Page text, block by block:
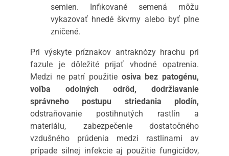
semien. Infikované semená môžu
vykazovať hnedé škvrny alebo byť plne
zničené.
Pri výskyte príznakov antraknózy hrachu pri
fazule je dôležité prijať vhodné opatrenia.
Medzi ne patrí použitie osiva bez patogénu,
voľba odolných odrôd, dodržiavanie
správneho postupu striedania plodín,
odstraňovanie postihnutých rastlín a
materiálu, zabezpečenie dostatočného
vzdušného prúdenia medzi rastlinami av
prípade silnej infekcie aj použitie fungicídov,